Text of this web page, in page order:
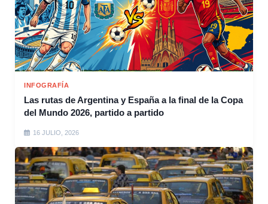
INFOGRAFÍA
Las rutas de Argentina y España a la final de la Copa
del Mundo 2026, partido a partido
16 JULIO, 2026